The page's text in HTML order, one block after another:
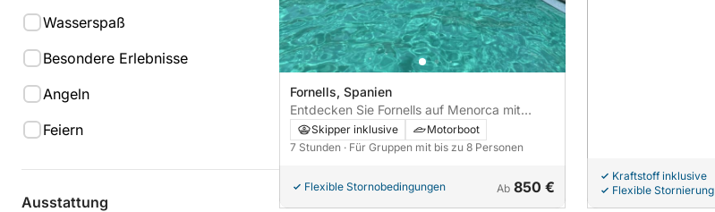
Wasserspaß
Besondere Erlebnisse
Angeln
Feiern
Ausstattung
Fornells, Spanien
Entdecken Sie Fornells auf Menorca mit
einem Motorboot (7 Stunden).
Skipper inklusive
Motorboot
7 Stunden · Für Gruppen mit bis zu 8 Personen
Flexible Stornobedingungen Ab 850 €
Kraftstoff inklusive
Flexible Stornierung